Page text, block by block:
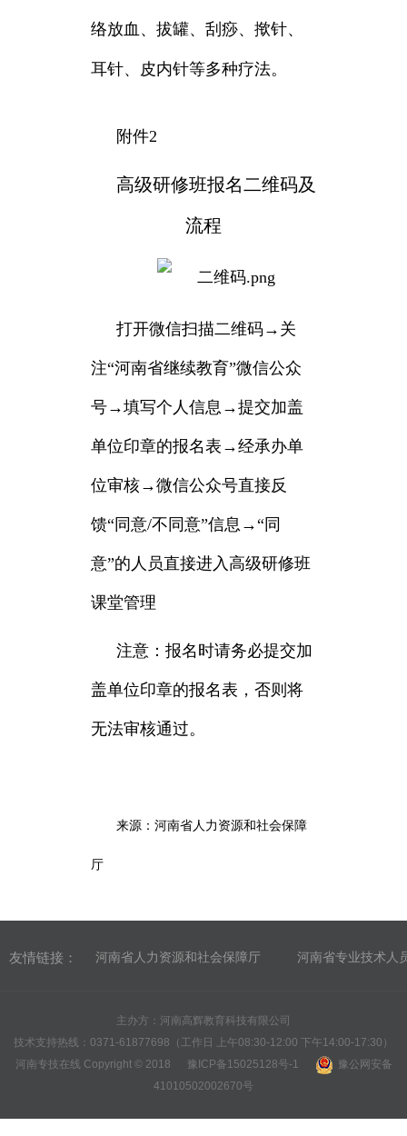
络放血、拔罐、刮痧、揿针、
耳针、皮内针等多种疗法。
附件2
高级研修班报名二维码及
流程
打开微信扫描二维码→关
注“河南省继续教育”微信公众
号→填写个人信息→提交加盖
单位印章的报名表→经承办单
位审核→微信公众号直接反
馈“同意/不同意”信息→“同
意”的人员直接进入高级研修班
课堂管理
注意：报名时请务必提交加
盖单位印章的报名表，否则将
无法审核通过。
来源：河南省人力资源和社会保障
厅
友情链接： 河南省人力资源和社会保障厅 河南省专业技术人
主办方：河南高辉教育科技有限公司
技术支持热线：0371-61877698（工作日 上午08:30-12:00 下午14:00-17:30）
河南专技在线 Copyright © 2018
豫ICP备15025128号-1
豫公网安备
41010502002670号